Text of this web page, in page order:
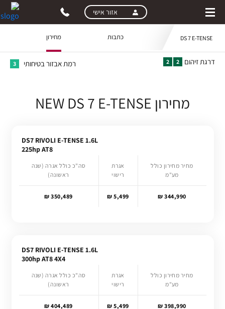
skip
content
skip
menu
אזור אישי
DS 7 E-TENSE כתבות מחירון
דרגת זיהום 2
2 רמת אבזור בטיחותי 3
מחירון NEW DS 7 E-TENSE
DS7 RIVOLI E-TENSE 1.6L
225hp AT8
מחיר מחירון כולל
מע"מ
אגרת
רישוי
סה"כ כולל אגרה (שנה
ראשונה)
344,990 ₪
5,499 ₪
350,489 ₪
DS7 RIVOLI E-TENSE 1.6L
300hp AT8 4X4
מחיר מחירון כולל
מע"מ
אגרת
רישוי
סה"כ כולל אגרה (שנה
ראשונה)
398,990 ₪
5,499 ₪
404,489 ₪